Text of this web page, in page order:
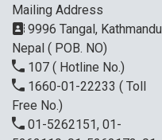
Mailing Address
9996 Tangal, Kathmandu
Nepal ( POB. NO)
107 ( Hotline No.)
1660-01-22233 ( Toll
Free No.)
01-5262151, 01-